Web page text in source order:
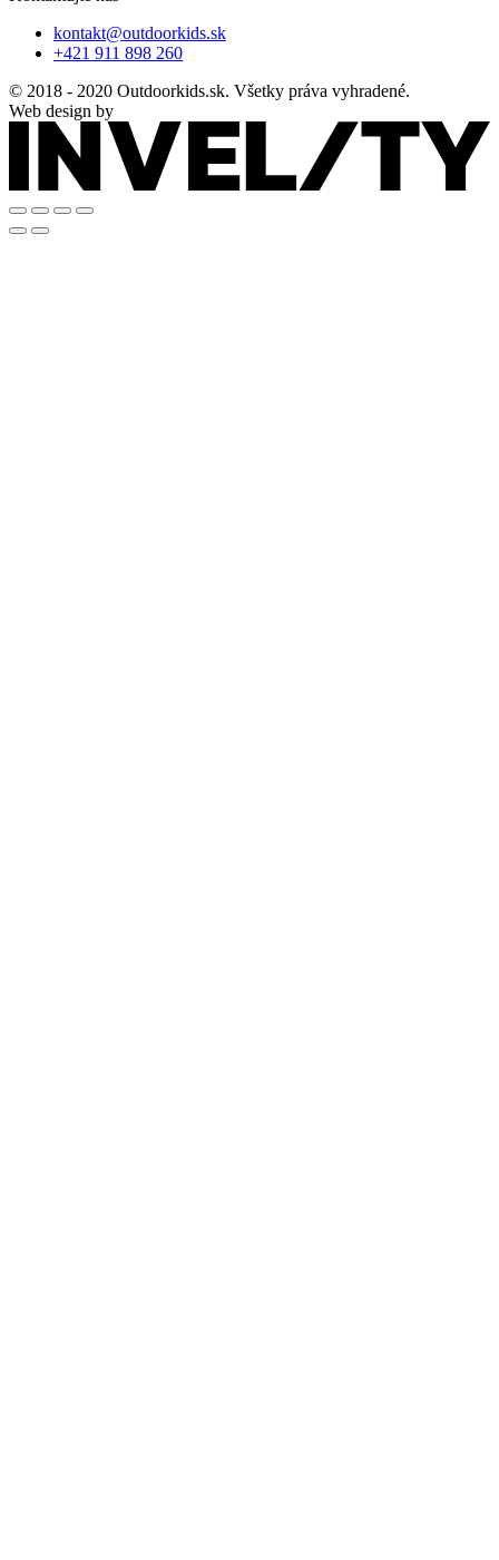
kontakt@outdoorkids.sk
+421 911 898 260
© 2018 - 2020 Outdoorkids.sk. Všetky práva vyhradené.
Web design by